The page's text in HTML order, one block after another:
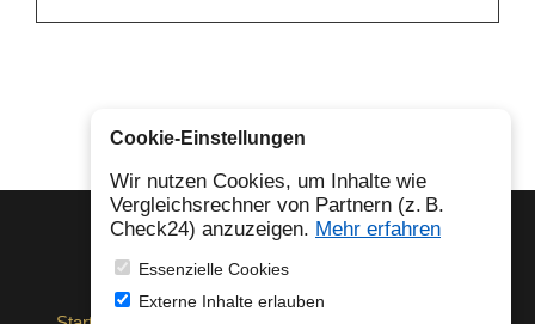
© 2026 Luxusreisen.tv
Cookie-Einstellungen
Wir nutzen Cookies, um Inhalte wie
Vergleichsrechner von Partnern (z. B.
Check24) anzuzeigen. Mehr erfahren
Essenzielle Cookies
Externe Inhalte erlauben